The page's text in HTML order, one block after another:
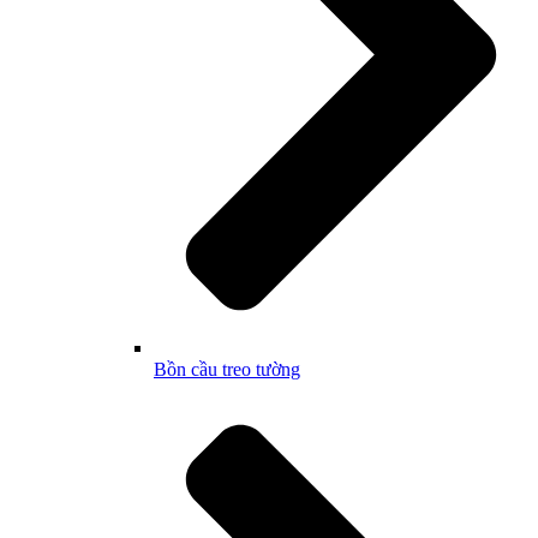
Bồn cầu treo tường